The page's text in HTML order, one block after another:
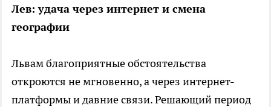
Лев: удача через интернет и смена
географии
Львам благоприятные обстоятельства
откроются не мгновенно, а через интернет-
платформы и давние связи. Решающий период